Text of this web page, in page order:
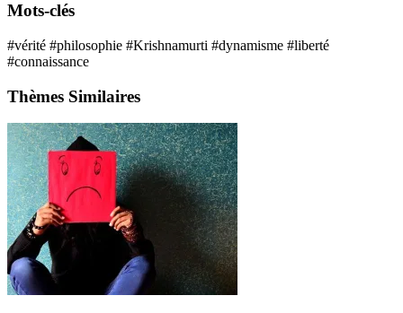
Mots-clés
#vérité #philosophie #Krishnamurti #dynamisme #liberté
#connaissance
Thèmes Similaires